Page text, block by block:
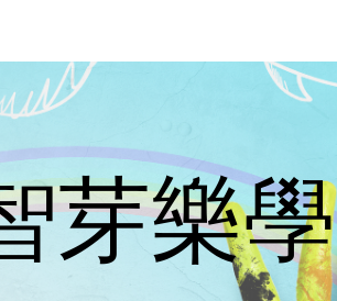
芽樂學